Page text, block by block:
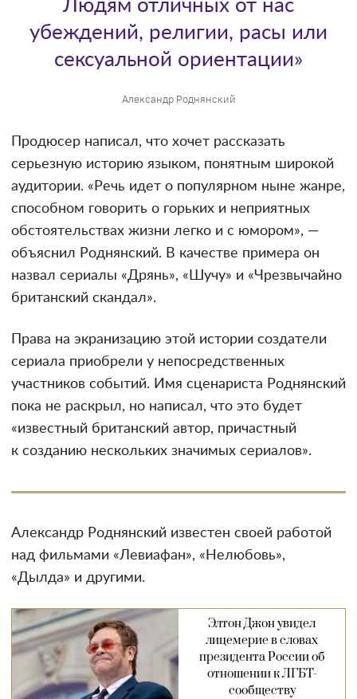
Александр Роднянский
Людям отличных от нас
убеждений, религии, расы или
сексуальной ориентации»
Продюсер написал, что хочет рассказать
серьезную историю языком, понятным широкой
аудитории. «Речь идет о популярном ныне жанре,
способном говорить о горьких и неприятных
обстоятельствах жизни легко и с юмором», —
объяснил Роднянский. В качестве примера он
назвал сериалы «Дрянь», «Шучу» и «Чрезвычайно
британский скандал».
Права на экранизацию этой истории создатели
сериала приобрели у непосредственных
участников событий. Имя сценариста Роднянский
пока не раскрыл, но написал, что это будет
«известный британский автор, причастный
к созданию нескольких значимых сериалов».
Александр Роднянский известен своей работой
над фильмами «Левиафан», «Нелюбовь»,
«Дылда» и другими.
Элтон Джон увидел
лицемерие в словах
президента России об
отношении к ЛГБТ-
сообществу